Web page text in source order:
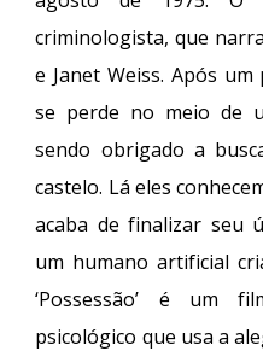
criminologista, que
e Janet Weiss. Após
se perde no meio de
sendo obrigado a
castelo. Lá eles
acaba de finalizar seu
um humano artificial
‘Possessão’ é um
psicológico que usa a